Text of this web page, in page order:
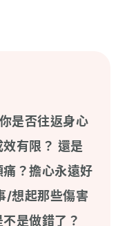
是否往返身心
有限？ 還是
？擔心永遠好
/想起那些傷害
是做錯了？